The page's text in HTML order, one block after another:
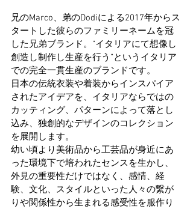
兄のMarco、弟のDodiによる2017年からス
タートした彼らのファミリーネームを冠
した兄弟ブランド。”イタリアにて想像し
創造し制作し生産を行う”というイタリア
での完全一貫生産のブランドです。
日本の伝統衣装や着装からインスパイア
されたアイデアを、イタリアならではの
カッティング、パターンによって落とし
込み、独創的なデザインのコレクション
を展開します。
幼い頃より美術品から工芸品が身近にあ
った環境下で培われたセンスを生かし、
外見の重要性だけではなく、感情、経
験、文化、スタイルといった人々の繋が
りや関係性から生まれる感受性を服作り